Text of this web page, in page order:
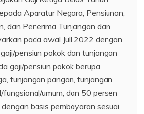
Aparatur Negara, Pensiunan,
dan Penerima Tunjangan dan
pada awal Juli 2022 dengan
pensiun pokok dan tunjangan
gaji/pensiun pokok berupa
tunjangan pangan, tunjangan
umum, dan 50 persen
basis pembayaran sesuai